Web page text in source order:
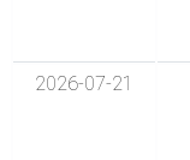
2026-07-21